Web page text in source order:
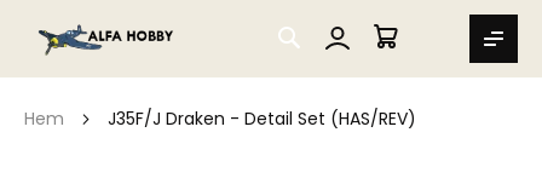
SEARCH
MIN VARUKORG
Hem J35F/J Draken - Detail Set (HAS/REV)